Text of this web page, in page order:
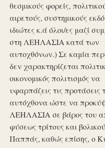
θεσμικούς φορείς,
αιρετούς, συστημικούς
ιδιώτες κ.ά όλοι/ες μαζί
στη ΛΕΗΛΑΣΙΑ κατά των
αυτοχθόνων.) Σε καμία
δεν χαρακτηρίζεται
οικονομικός πολιτισμός να
υφαρπάζεις τις προτάσεις
αυτόχθονα ώστε να
ΛΕΗΛΑΣΙΑ σε βάρος του
φύσεως τρίτους και
Παππάς, καθώς επίσης, ο